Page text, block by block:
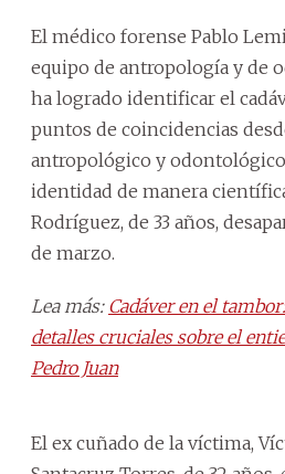
El médico forense Pablo
equipo de antropología y de
ha logrado identificar el
puntos de coincidencias
antropológico y
identidad de manera
Rodríguez, de 33 años,
de marzo.
Lea más: Cadáver en el
detalles cruciales sobre el
Pedro Juan
El ex cuñado de la víctima,